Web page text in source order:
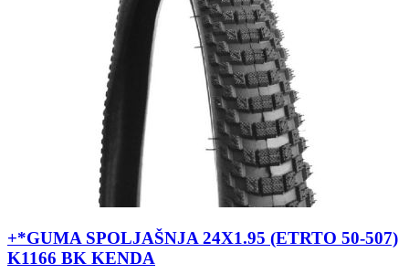
+*GUMA SPOLJAŠNJA 24X1.95 (ETRTO 50-507)
K1166 BK KENDA